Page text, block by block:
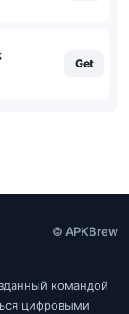
Get
© APKBrew
командой
цифровыми